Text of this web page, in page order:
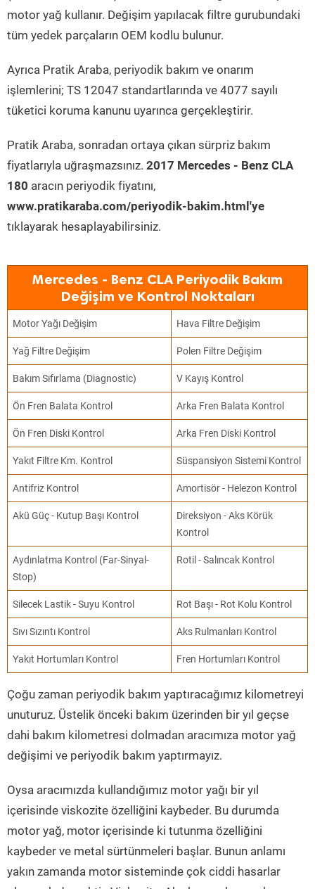
motor yağ kullanır. Değişim yapılacak filtre gurubundaki
tüm yedek parçaların OEM kodlu bulunur.
Ayrıca Pratik Araba, periyodik bakım ve onarım
işlemlerini; TS 12047 standartlarında ve 4077 sayılı
tüketici koruma kanunu uyarınca gerçekleştirir.
Pratik Araba, sonradan ortaya çıkan sürpriz bakım
fiyatlarıyla uğraşmazsınız. 2017 Mercedes - Benz CLA
180 aracın periyodik fiyatını,
www.pratikaraba.com/periyodik-bakim.html'ye
tıklayarak hesaplayabilirsiniz.
Mercedes - Benz CLA Periyodik Bakım
Değişim ve Kontrol Noktaları
Motor Yağı Değişim Hava Filtre Değişim
Yağ Filtre Değişim Polen Filtre Değişim
Bakım Sıfırlama (Diagnostic) V Kayış Kontrol
Ön Fren Balata Kontrol Arka Fren Balata Kontrol
Ön Fren Diski Kontrol Arka Fren Diski Kontrol
Yakıt Filtre Km. Kontrol Süspansiyon Sistemi Kontrol
Antifriz Kontrol Amortisör - Helezon Kontrol
Akü Güç - Kutup Başı Kontrol
Direksiyon - Aks Körük
Kontrol
Aydınlatma Kontrol (Far-Sinyal-
Stop)
Rotil - Salıncak Kontrol
Silecek Lastik - Suyu Kontrol Rot Başı - Rot Kolu Kontrol
Sıvı Sızıntı Kontrol Aks Rulmanları Kontrol
Yakıt Hortumları Kontrol Fren Hortumları Kontrol
Çoğu zaman periyodik bakım yaptıracağımız kilometreyi
unuturuz. Üstelik önceki bakım üzerinden bir yıl geçse
dahi bakım kilometresi dolmadan aracımıza motor yağ
değişimi ve periyodik bakım yaptırmayız.
Oysa aracımızda kullandığımız motor yağı bir yıl
içerisinde viskozite özelliğini kaybeder. Bu durumda
motor yağ, motor içerisinde ki tutunma özelliğini
kaybeder ve metal sürtünmeleri başlar. Bunun anlamı
yakın zamanda motor sisteminde çok ciddi hasarlar